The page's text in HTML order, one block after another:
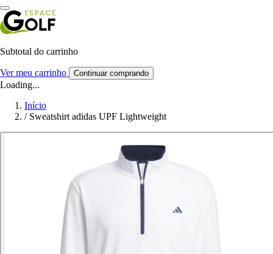
Subtotal do carrinho
Ver meu carrinho Continuar comprando
Loading...
Início
/ Sweatshirt adidas UPF Lightweight